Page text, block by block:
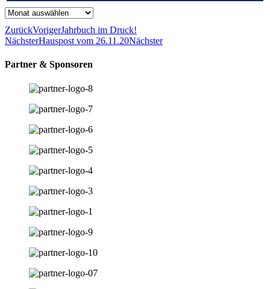
Archiv
ZurückVorigerJahrbuch im Druck!
NächsterHauspost vom 26.11.20Nächster
Partner & Sponsoren